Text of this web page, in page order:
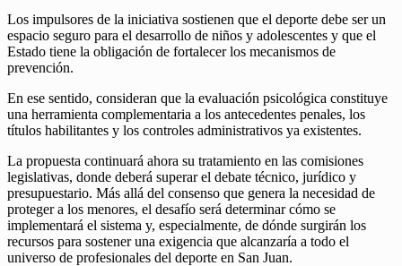
Los impulsores de la iniciativa sostienen que el deporte debe ser un
espacio seguro para el desarrollo de niños y adolescentes y que el
Estado tiene la obligación de fortalecer los mecanismos de
prevención.
En ese sentido, consideran que la evaluación psicológica constituye
una herramienta complementaria a los antecedentes penales, los
títulos habilitantes y los controles administrativos ya existentes.
La propuesta continuará ahora su tratamiento en las comisiones
legislativas, donde deberá superar el debate técnico, jurídico y
presupuestario. Más allá del consenso que genera la necesidad de
proteger a los menores, el desafío será determinar cómo se
implementará el sistema y, especialmente, de dónde surgirán los
recursos para sostener una exigencia que alcanzaría a todo el
universo de profesionales del deporte en San Juan.